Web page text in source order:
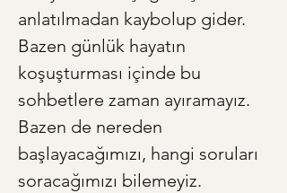
anlatılmadan kaybolup gider.
Bazen günlük hayatın
koşuşturması içinde bu
sohbetlere zaman ayıramayız.
Bazen de nereden
başlayacağımızı, hangi soruları
soracağımızı bilemeyiz.